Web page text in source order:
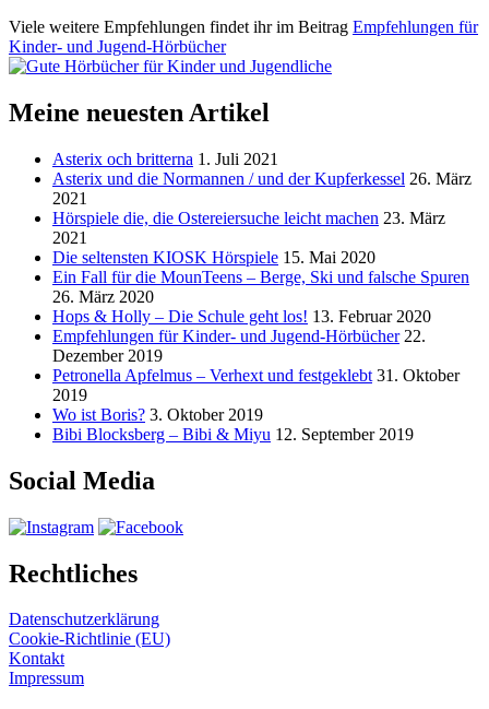
Viele weitere Empfehlungen findet ihr im Beitrag Empfehlungen für
Kinder- und Jugend-Hörbücher
Meine neuesten Artikel
Asterix och britterna 1. Juli 2021
Asterix und die Normannen / und der Kupferkessel 26. März
2021
Hörspiele die, die Ostereiersuche leicht machen 23. März
2021
Die seltensten KIOSK Hörspiele 15. Mai 2020
Ein Fall für die MounTeens – Berge, Ski und falsche Spuren
26. März 2020
Hops & Holly – Die Schule geht los! 13. Februar 2020
Empfehlungen für Kinder- und Jugend-Hörbücher 22.
Dezember 2019
Petronella Apfelmus – Verhext und festgeklebt 31. Oktober
2019
Wo ist Boris? 3. Oktober 2019
Bibi Blocksberg – Bibi & Miyu 12. September 2019
Social Media
Rechtliches
Datenschutzerklärung
Cookie-Richtlinie (EU)
Kontakt
Impressum